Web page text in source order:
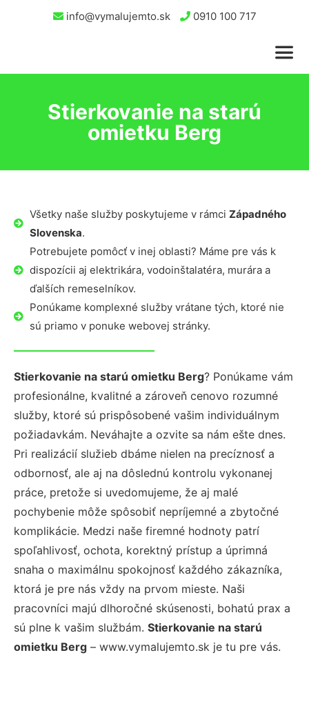
info@vymalujemto.sk 0910 100 717
Stierkovanie na starú
omietku Berg
Všetky naše služby poskytujeme v rámci Západného
Slovenska.
Potrebujete pomôcť v inej oblasti? Máme pre vás k
dispozícii aj elektrikára, vodoinštalatéra, murára a
ďalších remeselníkov.
Ponúkame komplexné služby vrátane tých, ktoré nie
sú priamo v ponuke webovej stránky.
Stierkovanie na starú omietku Berg? Ponúkame vám
profesionálne, kvalitné a zároveň cenovo rozumné
služby, ktoré sú prispôsobené vašim individuálnym
požiadavkám. Neváhajte a ozvite sa nám ešte dnes.
Pri realizácií služieb dbáme nielen na precíznosť a
odbornosť, ale aj na dôslednú kontrolu vykonanej
práce, pretože si uvedomujeme, že aj malé
pochybenie môže spôsobiť nepríjemné a zbytočné
komplikácie. Medzi naše firemné hodnoty patrí
spoľahlivosť, ochota, korektný prístup a úprimná
snaha o maximálnu spokojnosť každého zákazníka,
ktorá je pre nás vždy na prvom mieste. Naši
pracovníci majú dlhoročné skúsenosti, bohatú prax a
sú plne k vašim službám. Stierkovanie na starú
omietku Berg – www.vymalujemto.sk je tu pre vás.